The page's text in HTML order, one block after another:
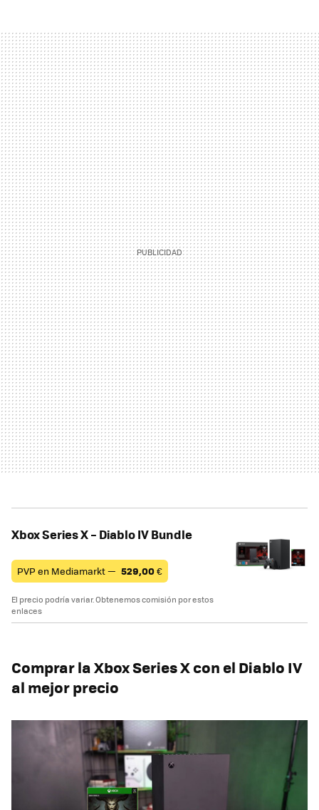
Xbox Series X – Diablo IV Bundle
PVP en Mediamarkt — 529,00€
El precio podría variar. Obtenemos comisión por estos
enlaces
Comprar la Xbox Series X con el Diablo IV
al mejor precio